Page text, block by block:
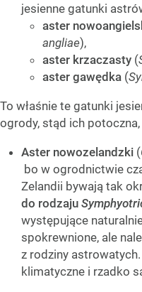
jesienne gatunki
aster
angliae),
aster krzaczasty (
aster gawędka (
To właśnie te gatunki
ogrody, stąd ich
Aster nowozelandzki (
bo w ogrodnictwie
Zelandii bywają tak
do rodzaju
występujące
spokrewnione, ale
z rodziny
klimatyczne i rzadko